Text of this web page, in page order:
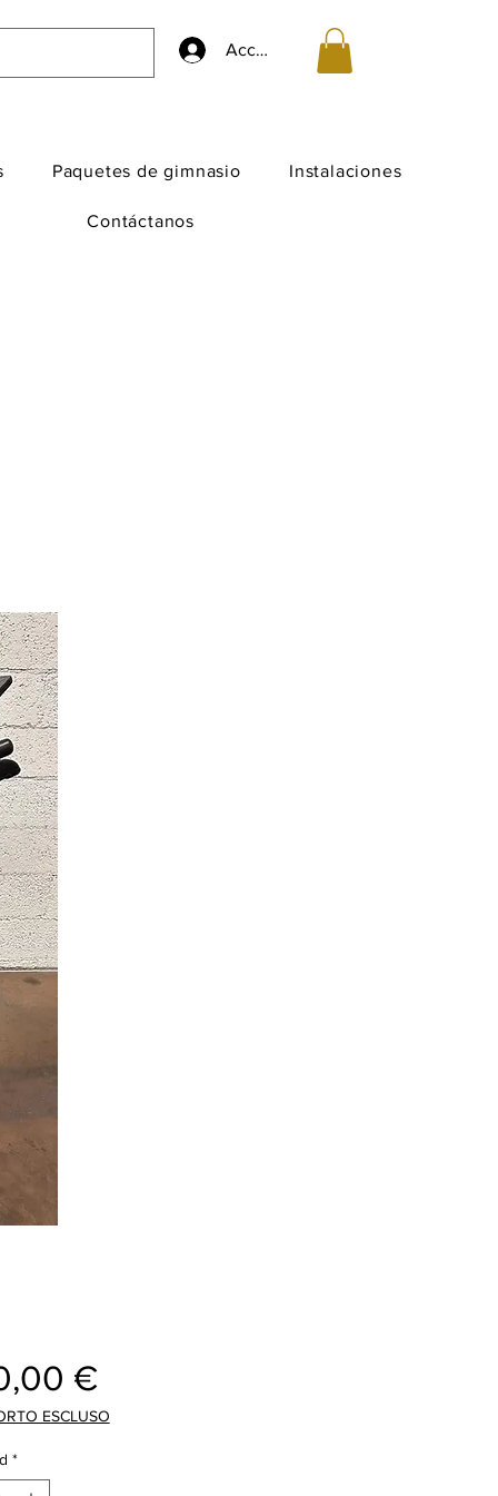
Accedi
Paquetes de gimnasio Instalaciones
Contáctanos
€Precio
ESCLUSO
*